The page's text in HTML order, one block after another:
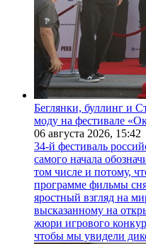
Беглянки, буллинг и
моду на фестивале
06 августа 2026, 15:42
34-й фестиваль
самого начала
том числе и потому,
программе фильмы
яростный взгляд на
высказанному на
жюри игрового
чтобы мы увидели